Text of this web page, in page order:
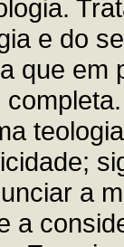
e do
que
a
a